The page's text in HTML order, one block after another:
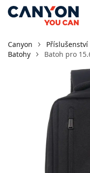
Canyon Příslušenství
Batohy
Batoh pro